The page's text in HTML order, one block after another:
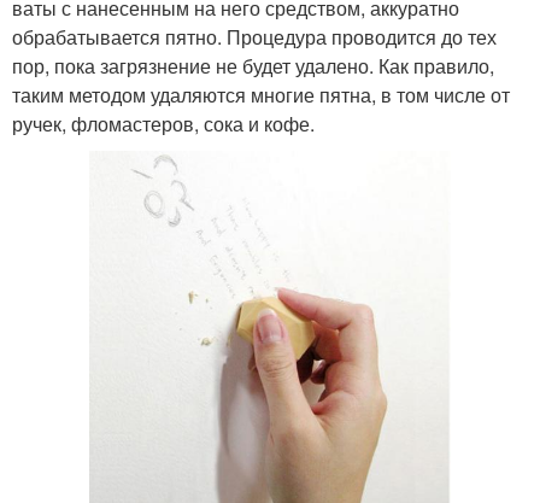
ваты с нанесенным на него средством, аккуратно
обрабатывается пятно. Процедура проводится до тех
пор, пока загрязнение не будет удалено. Как правило,
таким методом удаляются многие пятна, в том числе от
ручек, фломастеров, сока и кофе.